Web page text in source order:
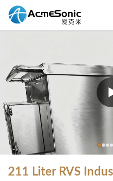
211 Liter RVS